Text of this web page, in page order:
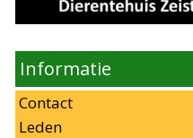
Informatie
Contact
Leden